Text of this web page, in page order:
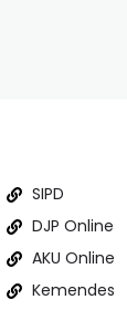
SIPD
DJP Online
AKU Online
Kemendes